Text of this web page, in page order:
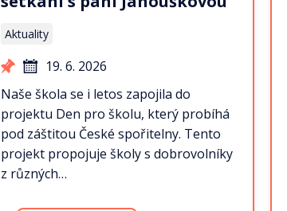
Aktuality
19. 6. 2026
Naše škola se i letos zapojila do
projektu Den pro školu, který probíhá
pod záštitou České spořitelny. Tento
projekt propojuje školy s dobrovolníky
z různých…